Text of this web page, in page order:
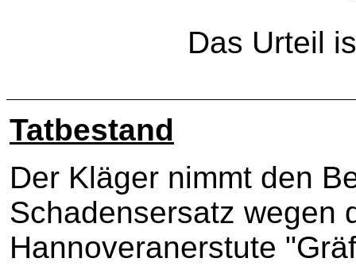
Das Urteil
Tatbestand
Der Kläger nimmt den
Schadensersatz wegen
Hannoveranerstute